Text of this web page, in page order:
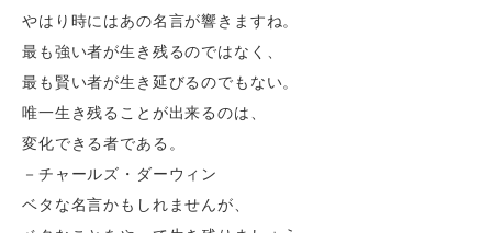
やはり時にはあの名言が響きますね。
最も強い者が生き残るのではなく、
最も賢い者が生き延びるのでもない。
唯一生き残ることが出来るのは、
変化できる者である。
－チャールズ・ダーウィン
ベタな名言かもしれませんが、